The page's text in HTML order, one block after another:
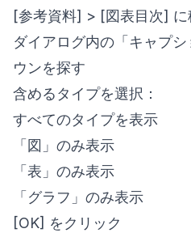
[参考資料] > [図表目次] に
ダイアログ内の「キャプ
ウンを探す
含めるタイプを選択：
すべてのタイプを表示
「図」のみ表示
「表」のみ表示
「グラフ」のみ表示
[OK] をクリック